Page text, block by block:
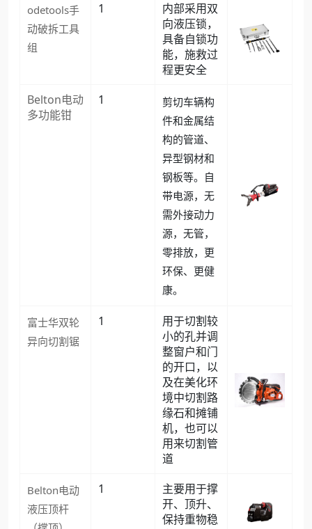
odetools手
动破拆工具
组
1
内部采用双
向液压锁，
具备自锁功
能，施救过
程更安全
Belton电动
多功能钳
1
剪切车辆构
件和金属结
构的管道、
异型钢材和
钢板等。自
带电源，无
需外接动力
源，无管，
零排放，更
环保、更健
康。
富士华双轮
异向切割锯
1
用于切割较
小的孔并调
整窗户和门
的开口，以
及在美化环
境中切割路
缘石和摊铺
机，也可以
用来切割管
道
Belton电动
液压顶杆
1
主要用于撑
开、顶升、
保持重物稳